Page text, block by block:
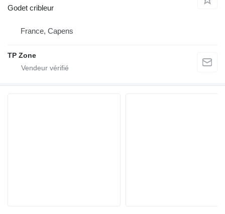
Godet cribleur
France, Capens
TP Zone